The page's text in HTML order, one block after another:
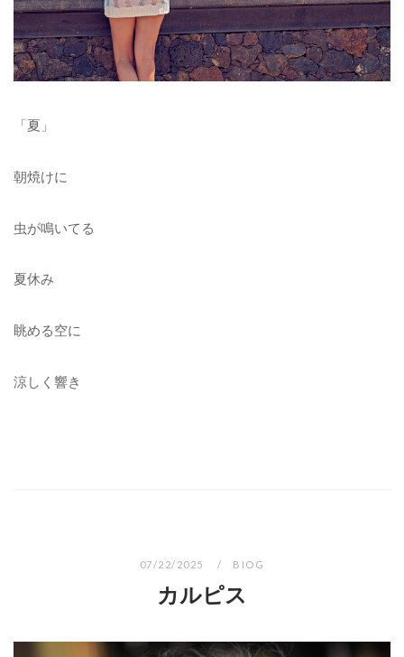
「夏」
朝焼けに
虫が鳴いてる
夏休み
眺める空に
涼しく響き
07/22/2025 BIOG
カルピス